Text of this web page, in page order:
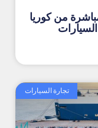
من كوريا
تجارة السيارات